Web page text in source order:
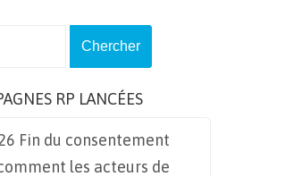
RP LANCÉES
Fin du consentement
les acteurs de